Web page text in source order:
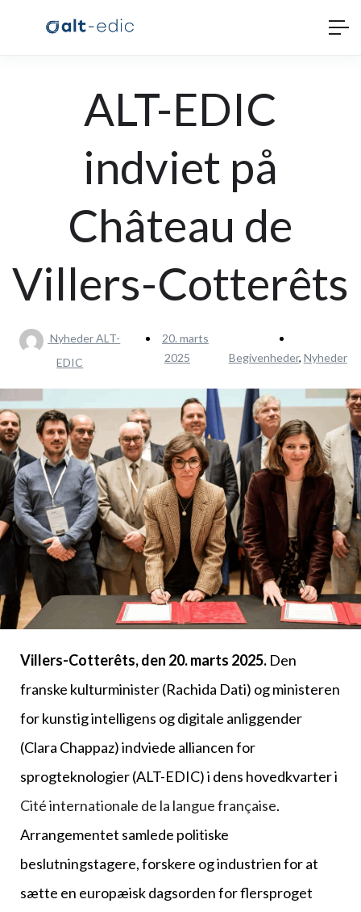
ALT-EDIC
indviet på
Château de
Villers-Cotterêts
Nyheder ALT-
EDIC
20. marts
2025
Begivenheder, Nyheder
Villers-Cotterêts, den 20. marts 2025. Den
franske kulturminister (Rachida Dati) og ministeren
for kunstig intelligens og digitale anliggender
(Clara Chappaz) indviede alliancen for
sprogteknologier (ALT-EDIC) i dens hovedkvarter i
Cité internationale de la langue française.
Arrangementet samlede politiske
beslutningstagere, forskere og industrien for at
sætte en europæisk dagsorden for flersproget